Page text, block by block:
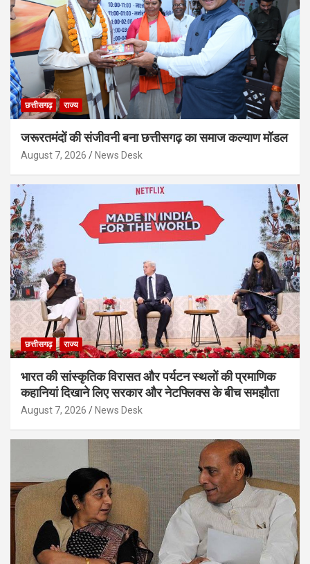
छत्तीसगढ़ राज्य
जरूरतमंदों की संजीवनी बना छत्तीसगढ़ का समाज कल्याण मॉडल
August 7, 2026 News Desk
छत्तीसगढ़ राज्य
भारत की सांस्कृतिक विरासत और पर्यटन स्थलों की प्रमाणिक
कहानियां दिखाने लिए सरकार और नेटफ्लिक्स के बीच समझौता
August 7, 2026 News Desk